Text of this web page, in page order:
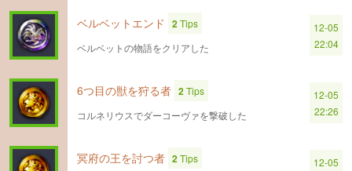
ベルベットエンド 2Tips
ベルベットの物語をクリアした
12-05
22:04
6つ目の獣を狩る者 2Tips
コルネリウスでダーコーヴァを撃破した
12-05
22:26
冥府の王を討つ者 2Tips
12-05